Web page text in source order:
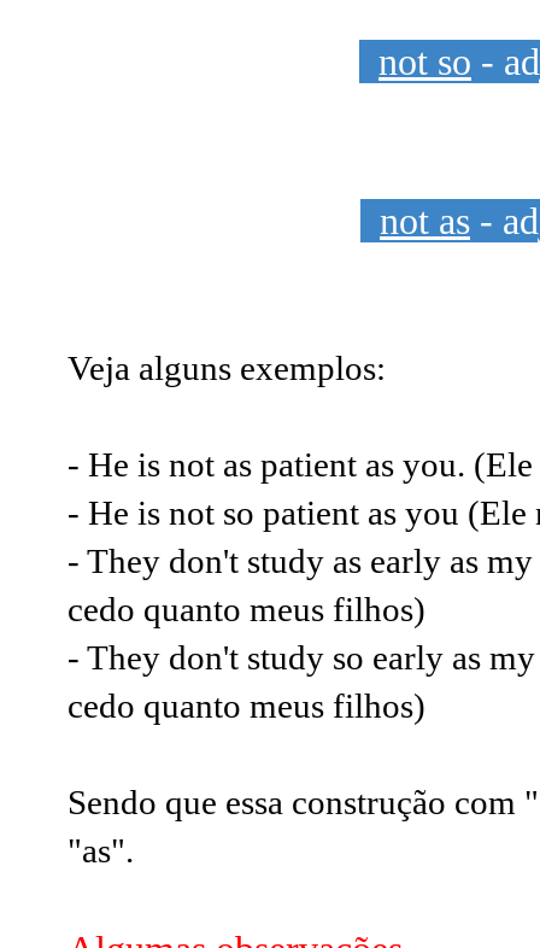
not so -
not as -
Veja alguns exemplos:
- He is not as patient as you.
- He is not so patient as you
- They don't study as early as
cedo quanto meus filhos)
- They don't study so early as
cedo quanto meus filhos)
Sendo que essa construção com
"as".